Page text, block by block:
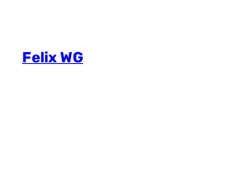
Felix WG